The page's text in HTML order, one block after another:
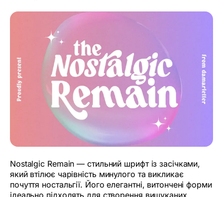
Nostalgic Remain — стильний шрифт із засічками,
який втілює чарівність минулого та викликає
почуття ностальгії. Його елегантні, витончені форми